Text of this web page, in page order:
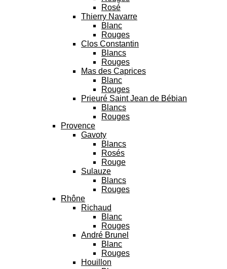
Rosé
Thierry Navarre
Blanc
Rouges
Clos Constantin
Blancs
Rouges
Mas des Caprices
Blanc
Rouges
Prieuré Saint Jean de Bébian
Blancs
Rouges
Provence
Gavoty
Blancs
Rosés
Rouge
Sulauze
Blancs
Rouges
Rhône
Richaud
Blanc
Rouges
André Brunel
Blanc
Rouges
Houillon